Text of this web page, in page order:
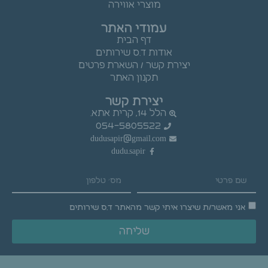
מוצרי אווירה
עמודי האתר
דף הבית
אודות ד.ס שירותים
יצירת קשר / השארת פרטים
תקנון האתר
יצירת קשר
הלל 14, קרית אתא.
054-5805522
dudusapir@gmail.com
dudu.sapir
אני מאשר/ת שיצרו איתי קשר מהאתר ד.ס שירותים
שליחה